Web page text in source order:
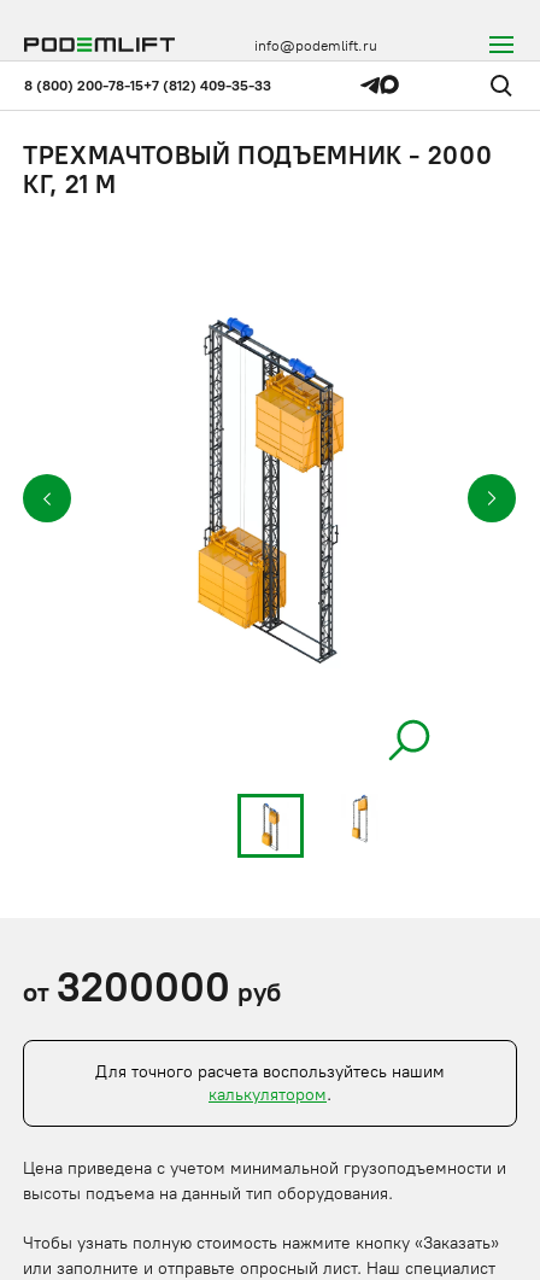
8 (800) 200-78-15+7 (812) 409-35-33
info@podemlift.ru
ТРЕХМАЧТОВЫЙ ПОДЪЕМНИК - 2000
КГ, 21 М
от 3200000 руб
Для точного расчета воспользуйтесь нашим
калькулятором.
Цена приведена с учетом минимальной грузоподъемности и
высоты подъема на данный тип оборудования.
Чтобы узнать полную стоимость нажмите кнопку «Заказать»
или заполните и отправьте опросный лист. Наш специалист